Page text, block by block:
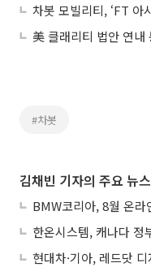
#차봇
김채빈 기자의 주요 뉴스